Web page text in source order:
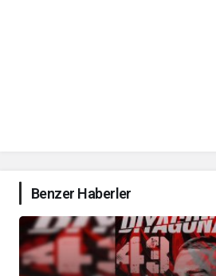
Benzer Haberler